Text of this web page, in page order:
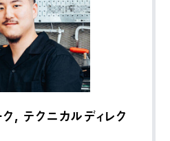
, テクニカルディレク